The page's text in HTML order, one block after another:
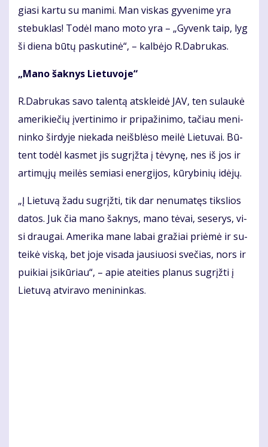
gia­si kar­tu su ma­ni­mi. Man vis­kas gy­ve­ni­me yra
ste­buk­las! To­dėl ma­no mo­to yra – „Gy­venk taip, lyg
ši die­na bū­tų pas­ku­ti­nė“, – kal­bė­jo R.Dab­ru­kas.
„Ma­no šak­nys Lie­tu­vo­je“
R.Dab­ru­kas sa­vo ta­len­tą at­sklei­dė JAV, ten su­lau­kė
ame­ri­kie­čių įver­ti­ni­mo ir pri­pa­ži­ni­mo, ta­čiau me­ni­
nin­ko šir­dy­je nie­ka­da ne­iš­blė­so mei­lė Lie­tu­vai. Bū­
tent to­dėl kas­met jis su­grįž­ta į tė­vy­nę, nes iš jos ir
ar­ti­mų­jų mei­lės se­mia­si ener­gi­jos, kū­ry­bi­nių idė­jų.
„Į Lie­tu­vą ža­du su­grįž­ti, tik dar ne­nu­ma­tęs tiks­lios
da­tos. Juk čia ma­no šak­nys, ma­no tė­vai, se­se­rys, vi­
si drau­gai. Ame­ri­ka ma­ne la­bai gra­žiai pri­ėmė ir su­
tei­kė vis­ką, bet jo­je vi­sa­da jau­siuo­si sve­čias, nors ir
pui­kiai įsi­kū­riau“, – apie at­ei­ties pla­nus su­grįž­ti į
Lie­tu­vą at­vi­ra­vo me­ni­nin­kas.